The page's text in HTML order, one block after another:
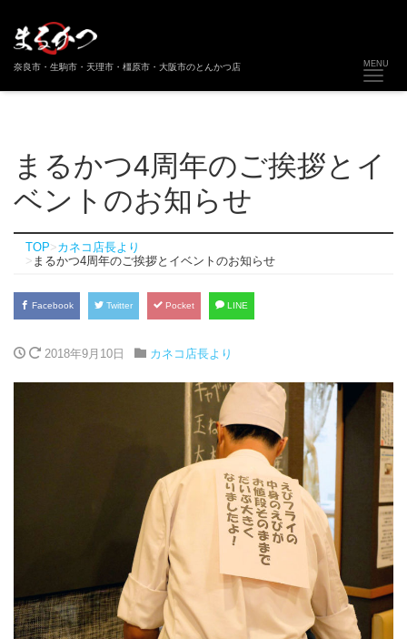
奈良市・生駒市・天理市・橿原市・大阪市のとんかつ店 MENU
まるかつ4周年のご挨拶とイ
ベントのお知らせ
TOP
カネコ店長より
まるかつ4周年のご挨拶とイベントのお知らせ
Facebook Twitter Pocket LINE
2018年9月10日 カネコ店長より